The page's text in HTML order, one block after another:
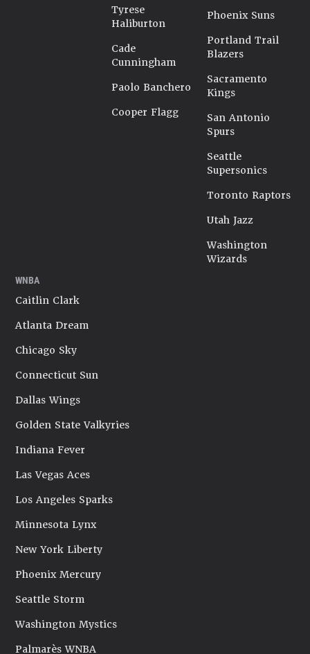
Tyrese
Haliburton
Cade
Cunningham
Paolo Banchero
Cooper Flagg
Phoenix Suns
Portland Trail
Blazers
Sacramento
Kings
San Antonio
Spurs
Seattle
Supersonics
Toronto Raptors
Utah Jazz
Washington
Wizards
WNBA
Caitlin Clark
Atlanta Dream
Chicago Sky
Connecticut Sun
Dallas Wings
Golden State Valkyries
Indiana Fever
Las Vegas Aces
Los Angeles Sparks
Minnesota Lynx
New York Liberty
Phoenix Mercury
Seattle Storm
Washington Mystics
Palmarès WNBA